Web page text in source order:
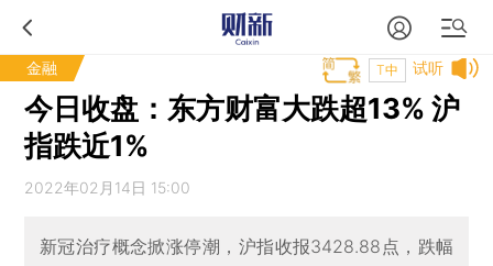
金融 试听
T中
今日收盘：东方财富大跌超13% 沪
指跌近1%
2022年02月14日 15:00
新冠治疗概念掀涨停潮，沪指收报3428.88点，跌幅